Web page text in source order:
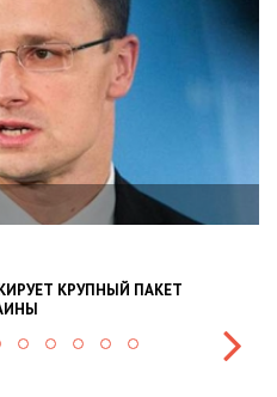
22.01.2024
НАЦПОЛІЦІЯ ЛЯКАЄ